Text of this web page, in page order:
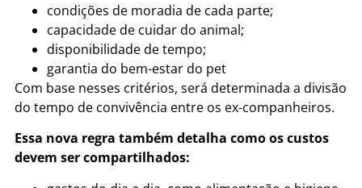
condições de moradia de cada parte;
capacidade de cuidar do animal;
disponibilidade de tempo;
garantia do bem-estar do pet
Com base nesses critérios, será determinada a divisão
do tempo de convivência entre os ex-companheiros.
Essa nova regra também detalha como os custos
devem ser compartilhados: